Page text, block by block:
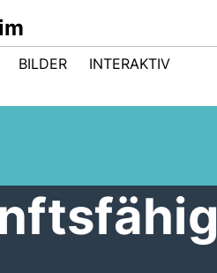
BILDER INTERAKTIV